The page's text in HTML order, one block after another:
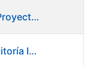
OE 01/23 - Ingeniero Auxiliar de Proyectos. Innovación
FC 07/23 Jefe de Servicio de Auditoría Interna